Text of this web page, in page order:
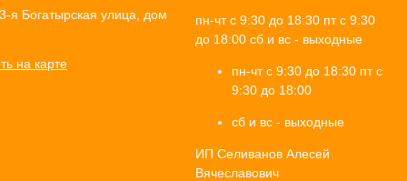
я Богатырская улица, дом
на карте
пн-чт с 9:30 до 18:30 пт с 9:30
до 18:00 сб и вс - выходные
пн-чт с 9:30 до 18:30 пт с
9:30 до 18:00
сб и вс - выходные
ИП Селиванов Алесей
Вячеславович